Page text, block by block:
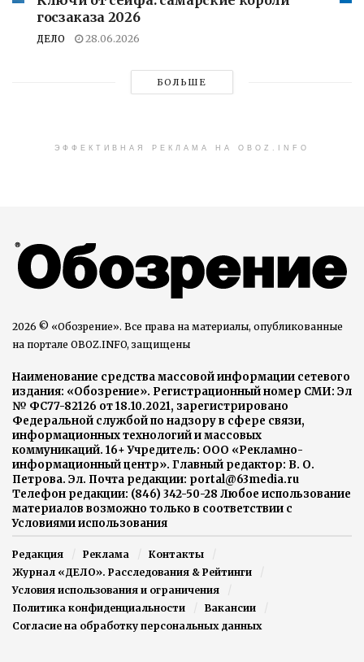
госзаказа 2026
ДЕЛО 28.06.2026
БОЛЬШЕ
ЭФФЕКТИВНАЯ РЕКЛАМА НА OBOZ.INFO
2026 © «Обозрение». Все права на материалы, опубликованные
на портале OBOZ.INFO, защищены
Наименование средства массовой информации сетевого
издания: «Обозрение». Регистрационный номер СМИ: Эл
№ ФС77-82126 от 18.10.2021, зарегистрировано
Федеральной службой по надзору в сфере связи,
информационных технологий и массовых
коммуникаций. 16+ Учредитель: ООО «Рекламно-
информационный центр». Главный редактор: В. О.
Петрова. Эл. Почта редакции: portal@63media.ru
Телефон редакции: (846) 342-50-28 Любое использование
материалов возможно только в соответствии с
Условиями использования
Редакция Реклама
Контакты
Журнал «ДЕЛО». Расследования & Рейтинги
Условия использования и ограничения
Политика конфиденциальности
Вакансии
Согласие на обработку персональных данных